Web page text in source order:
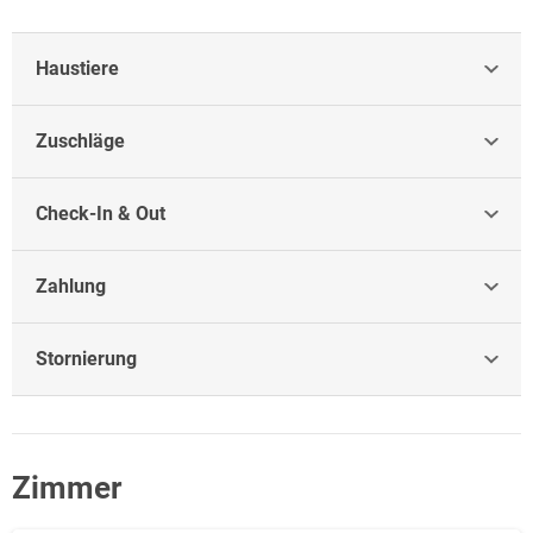
Haustiere
Zuschläge
Check-In & Out
Zahlung
Stornierung
Zimmer